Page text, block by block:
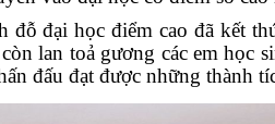
đỗ đại học điểm cao đã kết
lan toả gương các em học
đấu đạt được những thành